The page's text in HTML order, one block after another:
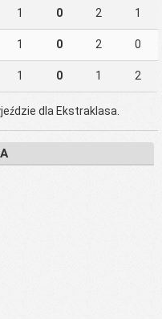
1 0 2 1
1 0 2 0
1 0 1 2
dla Ekstraklasa.